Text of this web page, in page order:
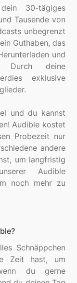
30-tägiges
Tausende von
unbegrenzt
Guthaben, das
und
Durch deine
exklusive
und du kannst
Audible kostet
Probezeit nur
andere
um langfristig
Audible
noch mehr zu
Schnäppchen
Zeit hast, um
du gerne